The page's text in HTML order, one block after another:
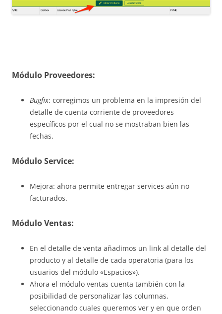
Módulo Proveedores:
Bugfix: corregimos un problema en la impresión del
detalle de cuenta corriente de proveedores
específicos por el cual no se mostraban bien las
fechas.
Módulo Service:
Mejora: ahora permite entregar services aún no
facturados.
Módulo Ventas:
En el detalle de venta añadimos un link al detalle del
producto y al detalle de cada operatoria (para los
usuarios del módulo «Espacios»).
Ahora el módulo ventas cuenta también con la
posibilidad de personalizar las columnas,
seleccionando cuales queremos ver y en que orden